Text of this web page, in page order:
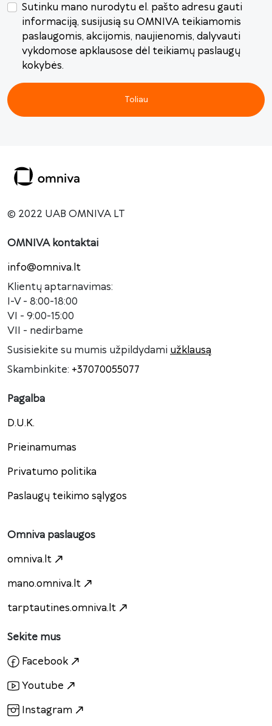
Sutinku mano nurodytu el. pašto adresu gauti
informaciją, susijusią su OMNIVA teikiamomis
paslaugomis, akcijomis, naujienomis, dalyvauti
vykdomose apklausose dėl teikiamų paslaugų
kokybės.
Toliau
© 2022 UAB OMNIVA LT
OMNIVA kontaktai
info@omniva.lt
Klientų aptarnavimas:
I-V - 8:00-18:00
VI - 9:00-15:00
VII - nedirbame
Susisiekite su mumis užpildydami užklausą
Skambinkite: +37070055077
Pagalba
D.U.K.
Prieinamumas
Privatumo politika
Paslaugų teikimo sąlygos
Omniva paslaugos
omniva.lt
mano.omniva.lt
tarptautines.omniva.lt
Sekite mus
Facebook
Youtube
Instagram